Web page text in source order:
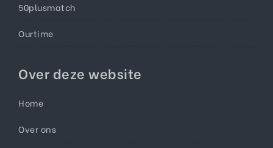
50plusmatch
Ourtime
Over deze website
Home
Over ons